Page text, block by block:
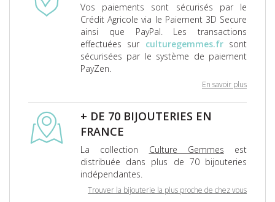
Vos paiements sont sécurisés par le
Crédit Agricole via le Paiement 3D Secure
ainsi que PayPal. Les transactions
effectuées sur culturegemmes.frsont
sécurisées par le système de paiement
PayZen.
En savoir plus
+ DE 70 BIJOUTERIES EN
FRANCE
La collection Culture Gemmes est
distribuée dans plus de 70 bijouteries
indépendantes.
Trouver la bijouterie la plus proche de chez vous